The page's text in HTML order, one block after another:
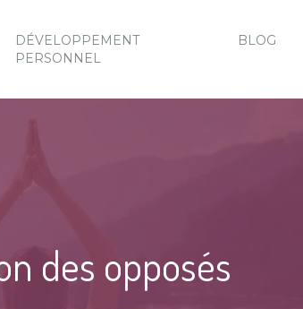
DÉVELOPPEMENT
PERSONNEL
BLOG
des opposés